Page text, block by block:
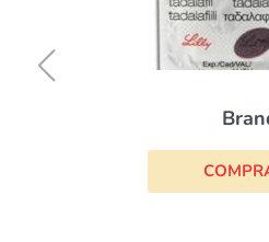
Brand
COMPRAR